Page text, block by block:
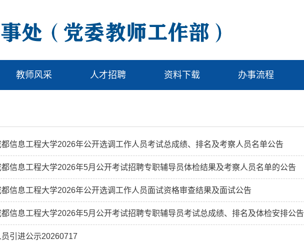
教师风采 人才招聘 资料下载 办事流程
都信息工程大学2026年公开选调工作人员考试总成绩、排名及考察人员名单公告
都信息工程大学2026年5月公开考试招聘专职辅导员体检结果及考察人员名单的公告
都信息工程大学2026年公开选调工作人员面试资格审查结果及面试公告
都信息工程大学2026年5月公开考试招聘专职辅导员考试总成绩、排名及体检安排公告
员引进公示20260717